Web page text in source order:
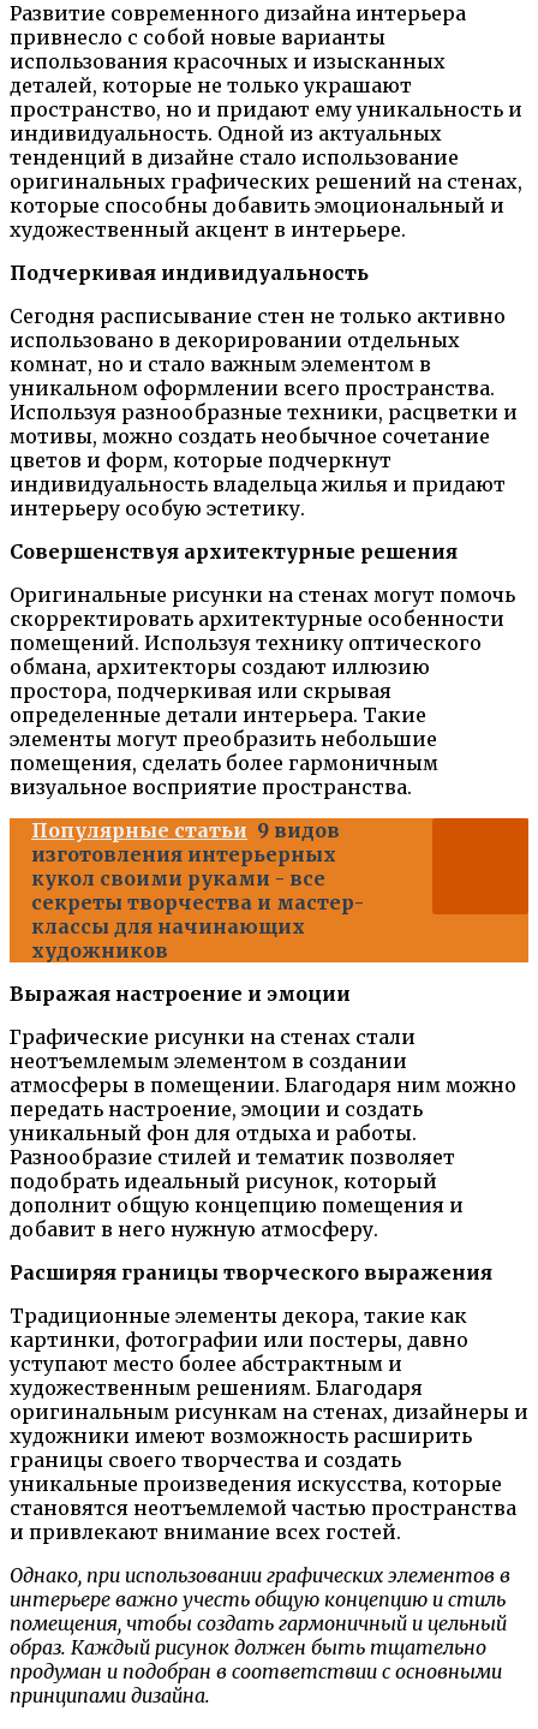
Развитие современного дизайна интерьера
привнесло с собой новые варианты
использования красочных и изысканных
деталей, которые не только украшают
пространство, но и придают ему уникальность и
индивидуальность. Одной из актуальных
тенденций в дизайне стало использование
оригинальных графических решений на стенах,
которые способны добавить эмоциональный и
художественный акцент в интерьере.
Подчеркивая индивидуальность
Сегодня расписывание стен не только активно
использовано в декорировании отдельных
комнат, но и стало важным элементом в
уникальном оформлении всего пространства.
Используя разнообразные техники, расцветки и
мотивы, можно создать необычное сочетание
цветов и форм, которые подчеркнут
индивидуальность владельца жилья и придают
интерьеру особую эстетику.
Совершенствуя архитектурные решения
Оригинальные рисунки на стенах могут помочь
скорректировать архитектурные особенности
помещений. Используя технику оптического
обмана, архитекторы создают иллюзию
простора, подчеркивая или скрывая
определенные детали интерьера. Такие
элементы могут преобразить небольшие
помещения, сделать более гармоничным
визуальное восприятие пространства.
Популярные статьи 9 видов
изготовления интерьерных
кукол своими руками - все
секреты творчества и мастер-
классы для начинающих
художников
Выражая настроение и эмоции
Графические рисунки на стенах стали
неотъемлемым элементом в создании
атмосферы в помещении. Благодаря ним можно
передать настроение, эмоции и создать
уникальный фон для отдыха и работы.
Разнообразие стилей и тематик позволяет
подобрать идеальный рисунок, который
дополнит общую концепцию помещения и
добавит в него нужную атмосферу.
Расширяя границы творческого выражения
Традиционные элементы декора, такие как
картинки, фотографии или постеры, давно
уступают место более абстрактным и
художественным решениям. Благодаря
оригинальным рисункам на стенах, дизайнеры и
художники имеют возможность расширить
границы своего творчества и создать
уникальные произведения искусства, которые
становятся неотъемлемой частью пространства
и привлекают внимание всех гостей.
Однако, при использовании графических элементов в
интерьере важно учесть общую концепцию и стиль
помещения, чтобы создать гармоничный и цельный
образ. Каждый рисунок должен быть тщательно
продуман и подобран в соответствии с основными
принципами дизайна.